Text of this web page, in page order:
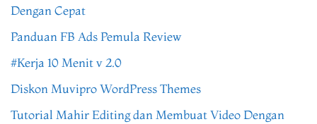
Dengan Cepat
Panduan FB Ads Pemula Review
#Kerja 10 Menit v 2.0
Diskon Muvipro WordPress Themes
Tutorial Mahir Editing dan Membuat Video Dengan